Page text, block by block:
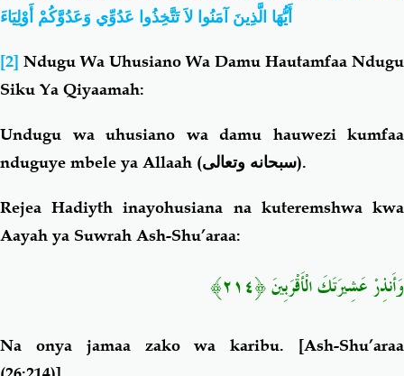
أَيُّهَا الَّذِينَ آمَنُوا لاَ تَتَّخِذُوا عَدُوِّي وَعَدُوَّكُمْ أَوْلِيَاءَ
[2] Ndugu Wa Uhusiano Wa Damu Hautamfaa Ndugu
Siku Ya Qiyaamah:
Undugu wa uhusiano wa damu hauwezi kumfaa
nduguye mbele ya Allaah (سبحانه وتعالى).
RejeaHadiyth inayohusiana na kuteremshwa kwa
Aayah ya Suwrah Ash-Shu’araa:
وَأَنذِرْ عَشِيرَتَكَ الْأَقْرَبِينَ ﴿٢١٤﴾
Na onya jamaa zako wa karibu. [Ash-Shu’araa